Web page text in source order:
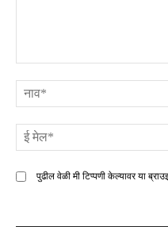
पुढील वेळी मी टिप्पणी केल्यावर या